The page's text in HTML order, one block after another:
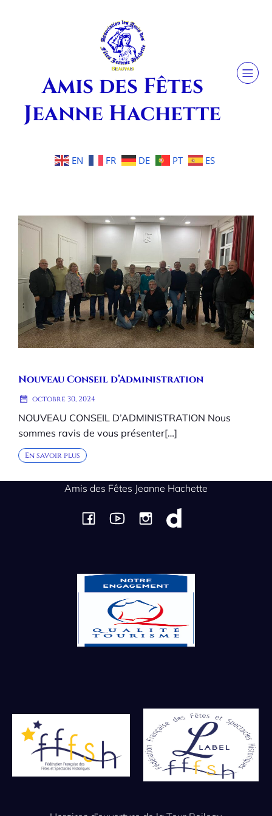
Amis des Fêtes
Jeanne Hachette
EN FR DE PT ES
Nouveau Conseil d’Administration
octobre 30, 2024
NOUVEAU CONSEIL D’ADMINISTRATION Nous
sommes ravis de vous présenter[…]
En savoir plus
Amis des Fêtes Jeanne Hachette